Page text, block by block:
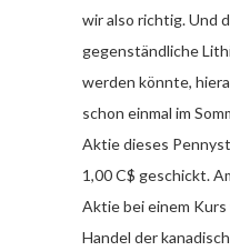
wir also richtig. Und
gegenständliche
werden könnte,
schon einmal im
Aktie dieses
1,00 C$ geschickt.
Aktie bei einem Kurs
Handel der